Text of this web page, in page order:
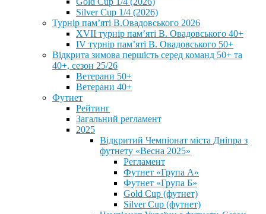
Silver Cup 1/4 (2026)
Турнір пам’яті В.Овадовського 2026
XVII турнір пам’яті В. Овадовського 40+
IV турнір пам’яті В. Овадовського 50+
Відкрита зимова першість серед команд 50+ та
40+, сезон 25/26
Ветерани 50+
Ветерани 40+
Футнет
Рейтинг
Загальний регламент
2025
Відкритий Чемпіонат міста Дніпра з
футнету «Весна 2025»
Регламент
Футнет «Група А»
Футнет «Група Б»
Gold Cup (футнет)
Silver Cup (футнет)